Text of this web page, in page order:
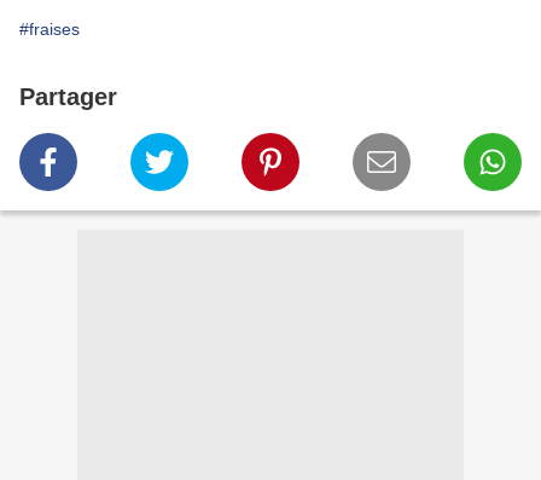
#fraises
Partager